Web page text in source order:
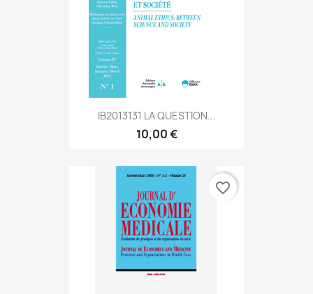
IB2013131 LA QUESTION...
10,00 €
favorite_border